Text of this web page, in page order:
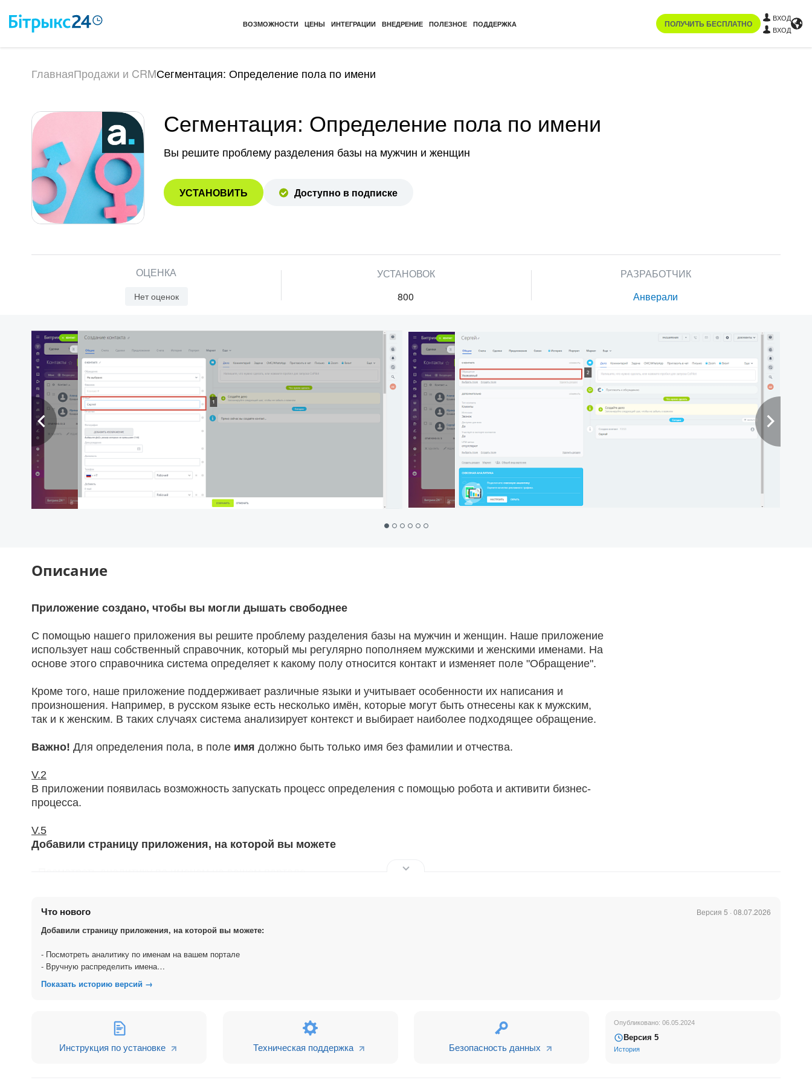
ВОЗМОЖНОСТИ ЦЕНЫ ИНТЕГРАЦИИ ВНЕДРЕНИЕ ПОЛЕЗНОЕ ПОДДЕРЖКА ПОЛУЧИТЬ БЕСПЛАТНО
ВХОД
ВХОД
ГлавнаяПродажи и CRMСегментация: Определение пола по имени
Сегментация: Определение пола по имени
Вы решите проблему разделения базы на мужчин и женщин
УСТАНОВИТЬ Доступно в подписке
ОЦЕНКА
Нет оценок
УСТАНОВОК
800
РАЗРАБОТЧИК
Анверали
Описание
Приложение создано, чтобы вы могли дышать свободнее
С помощью нашего приложения вы решите проблему разделения базы на мужчин и женщин. Наше приложение
использует наш собственный справочник, который мы регулярно пополняем мужскими и женскими именами. На
основе этого справочника система определяет к какому полу относится контакт и изменяет поле "Обращение".
Кроме того, наше приложение поддерживает различные языки и учитывает особенности их написания и
произношения. Например, в русском языке есть несколько имён, которые могут быть отнесены как к мужским,
так и к женским. В таких случаях система анализирует контекст и выбирает наиболее подходящее обращение.
Важно! Для определения пола, в поле имя должно быть только имя без фамилии и отчества.
V.2
В приложении появилась возможность запускать процесс определения с помощью робота и активити бизнес-
процесса.
V.5
Добавили страницу приложения, на которой вы можете
- Если какого-то имени нет у нас в базе вы сможете его добавить (такие имена будут проходить ручную
модерацию)
Приложение определяет пол при создании и изменении контакта и лида.
Что нового Версия 5 · 08.07.2026
Добавили страницу приложения, на которой вы можете:
- Посмотреть аналитику по именам на вашем портале
- Вручную распределить имена
- Запустить автоматическое распределение по всей базе
- Если какого-то имени нет у нас в базе вы сможете его добавить (такие имена будут проходить ручную модерацию)
Показать историю версий →
Инструкция по установке Техническая поддержка Безопасность данных
Опубликовано: 06.05.2024
Версия 5
История